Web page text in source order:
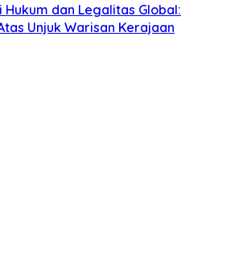
dan Legalitas Global:
Unjuk Warisan Kerajaan